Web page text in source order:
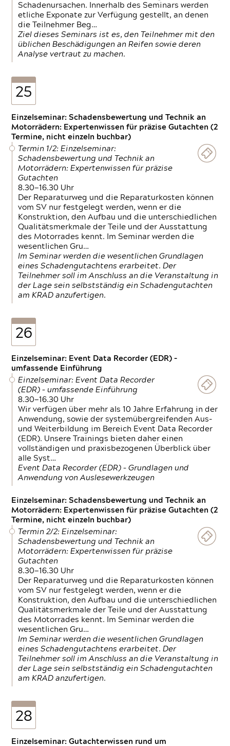
Schadenursachen. Innerhalb des Seminars werden
etliche Exponate zur Verfügung gestellt, an denen
die Teilnehmer Beg…
Ziel dieses Seminars ist es, den Teilnehmer mit den
üblichen Beschädigungen an Reifen sowie deren
Analyse vertraut zu machen.
25
Einzelseminar: Schadensbewertung und Technik an
Motorrädern: Expertenwissen für präzise Gutachten (2
Termine, nicht einzeln buchbar)
Termin 1/2: Einzelseminar:
Schadensbewertung und Technik an
Motorrädern: Expertenwissen für präzise
Gutachten
8.30—16.30 Uhr
Der Reparaturweg und die Reparaturkosten können
vom SV nur festgelegt werden, wenn er die
Konstruktion, den Aufbau und die unterschiedlichen
Qualitätsmerkmale der Teile und der Ausstattung
des Motorrades kennt. Im Seminar werden die
wesentlichen Gru…
Im Seminar werden die wesentlichen Grundlagen
eines Schadengutachtens erarbeitet. Der
Teilnehmer soll im Anschluss an die Veranstaltung in
der Lage sein selbstständig ein Schadengutachten
am KRAD anzufertigen.
26
Einzelseminar: Event Data Recorder (EDR) –
umfassende Einführung
Einzelseminar: Event Data Recorder
(EDR) – umfassende Einführung
8.30—16.30 Uhr
Wir verfügen über mehr als 10 Jahre Erfahrung in der
Anwendung, sowie der systemübergreifenden Aus-
und Weiterbildung im Bereich Event Data Recorder
(EDR). Unsere Trainings bieten daher einen
vollständigen und praxisbezogenen Überblick über
alle Syst…
Event Data Recorder (EDR) – Grundlagen und
Anwendung von Auslesewerkzeugen
Einzelseminar: Schadensbewertung und Technik an
Motorrädern: Expertenwissen für präzise Gutachten (2
Termine, nicht einzeln buchbar)
Termin 2/2: Einzelseminar:
Schadensbewertung und Technik an
Motorrädern: Expertenwissen für präzise
Gutachten
8.30—16.30 Uhr
Der Reparaturweg und die Reparaturkosten können
vom SV nur festgelegt werden, wenn er die
Konstruktion, den Aufbau und die unterschiedlichen
Qualitätsmerkmale der Teile und der Ausstattung
des Motorrades kennt. Im Seminar werden die
wesentlichen Gru…
Im Seminar werden die wesentlichen Grundlagen
eines Schadengutachtens erarbeitet. Der
Teilnehmer soll im Anschluss an die Veranstaltung in
der Lage sein selbstständig ein Schadengutachten
am KRAD anzufertigen.
28
Einzelseminar: Gutachterwissen rund um